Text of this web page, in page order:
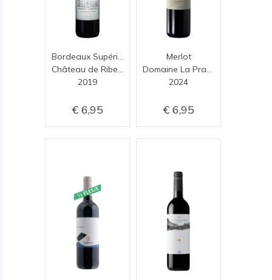
Bordeaux Supérieur
Château de Ribebon
2019
6,95
Merlot
Domaine La Prade
2024
6,95